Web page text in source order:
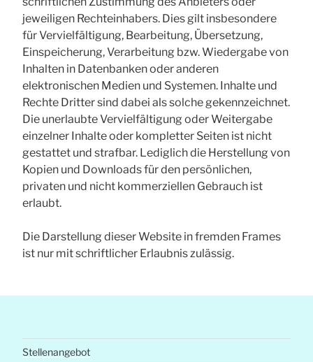
jeweiligen Rechteinhabers. Dies gilt insbesondere
für Vervielfältigung, Bearbeitung, Übersetzung,
Einspeicherung, Verarbeitung bzw. Wiedergabe von
Inhalten in Datenbanken oder anderen
elektronischen Medien und Systemen. Inhalte und
Rechte Dritter sind dabei als solche gekennzeichnet.
Die unerlaubte Vervielfältigung oder Weitergabe
einzelner Inhalte oder kompletter Seiten ist nicht
gestattet und strafbar. Lediglich die Herstellung von
Kopien und Downloads für den persönlichen,
privaten und nicht kommerziellen Gebrauch ist
erlaubt.
Die Darstellung dieser Website in fremden Frames
ist nur mit schriftlicher Erlaubnis zulässig.
Stellenangebot